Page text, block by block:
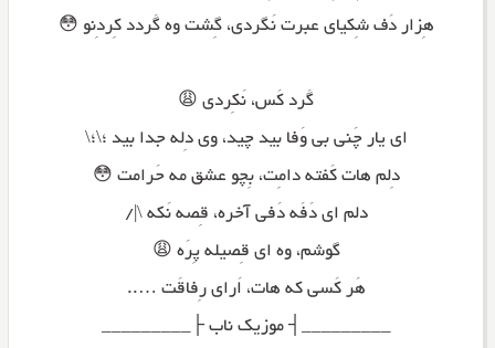
هِزار دَف شِکیای عبرت نَگردی، گِشت وه گَردد کِردِنو 😳
گَرد کَس، نَکِردی 😩
ای یار چَنی بی وَفا بید چید، وی دِله جدا بید ؛\؛\
دِلم هات کَفته دامِت، بِچو عشق مه حَرامت 😳
دلم ای دَفَه دَفی آخره، قِصه نَکه \|/
گوشم، وه ای قِصیله پِرَه 😩
هَر کَسی که هات، اَرای رِفاقَت …..
_________┤ موزیک ناب ├_________